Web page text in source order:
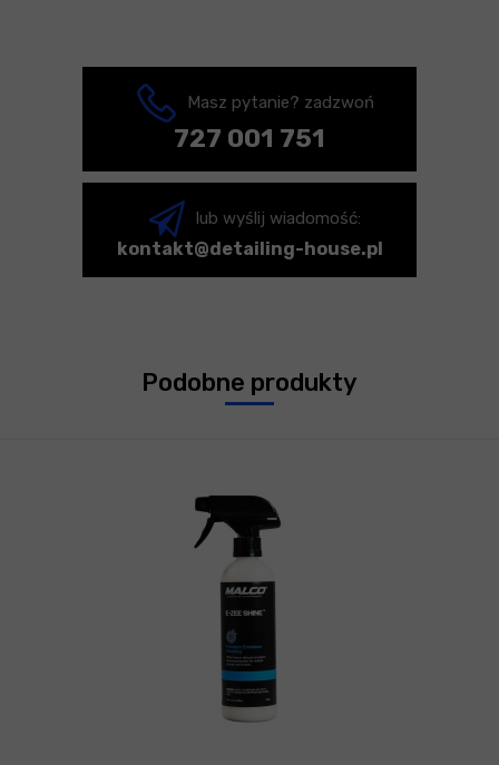
Masz pytanie? zadzwoń
727 001 751
lub wyślij wiadomość:
kontakt@detailing-house.pl
Podobne produkty